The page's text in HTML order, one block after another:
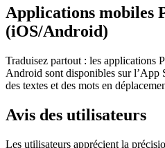
Applications mobiles
(iOS/Android)
Traduisez partout : les applications
Android sont disponibles sur l’App
des textes et des mots en
Avis des utilisateurs
Les utilisateurs apprécient la